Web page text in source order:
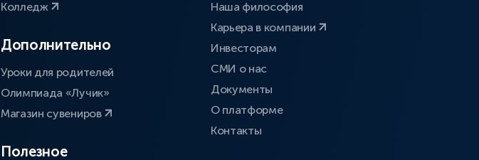
Колледж
Дополнительно
Уроки для родителей
Олимпиада «Лучик»
Магазин сувениров
Полезное
Наша философия
Карьера в компании
Инвесторам
СМИ о нас
Документы
О платформе
Контакты